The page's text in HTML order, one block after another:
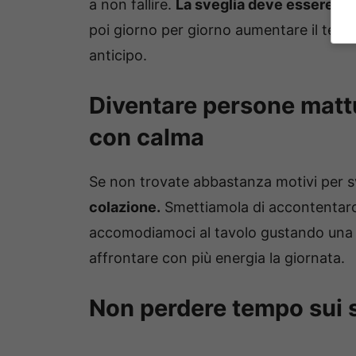
a non fallire. La sveglia deve essere
poi giorno per giorno aumentare il
anticipo.
Diventare persone
con calma
Se non trovate abbastanza motivi per
colazione. Smettiamola di
accomodiamoci al tavolo gustando
affrontare con più energia la giornata.
Non perdere tempo sui